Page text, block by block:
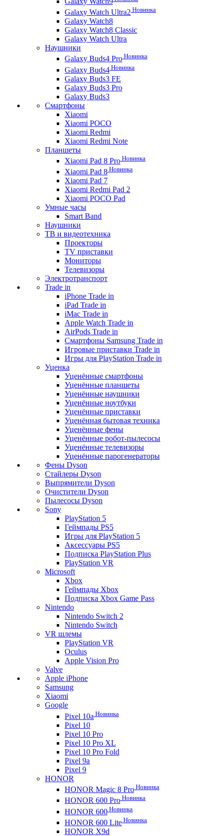
Galaxy Watch Ultra2 Новинка
Galaxy Watch8
Galaxy Watch8 Classic
Galaxy Watch Ultra
Наушники
Galaxy Buds4 Pro Новинка
Galaxy Buds4 Новинка
Galaxy Buds3 FE
Galaxy Buds3 Pro
Galaxy Buds3
Смартфоны
Xiaomi
Xiaomi POCO
Xiaomi Redmi
Xiaomi Redmi Note
Планшеты
Xiaomi Pad 8 Pro Новинка
Xiaomi Pad 8 Новинка
Xiaomi Pad 7
Xiaomi Redmi Pad 2
Xiaomi POCO Pad
Умные часы
Smart Band
Наушники
ТВ и видеотехника
Проекторы
TV приставки
Мониторы
Телевизоры
Электротранспорт
Trade in
iPhone Trade in
iPad Trade in
iMac Trade in
Apple Watch Trade in
AirPods Trade in
Смартфоны Samsung Trade in
Игровые приставки Trade in
Игры для PlayStation Trade in
Уценка
Уценённые смартфоны
Уценённые планшеты
Уценённые наушники
Уценённые ноутбуки
Уценённые приставки
Уценённая бытовая техника
Уценённые фены
Уценённые робот-пылесосы
Уценённые телевизоры
Уценённые парогенераторы
Фены Dyson
Стайлеры Dyson
Выпрямители Dyson
Очистители Dyson
Пылесосы Dyson
Sony
PlayStation 5
Геймпады PS5
Игры для PlayStation 5
Аксессуары PS5
Подписка PlayStation Plus
PlayStation VR
Microsoft
Xbox
Геймпады Xbox
Подписка Xbox Game Pass
Nintendo
Nintendo Switch 2
Nintendo Switch
VR шлемы
PlayStation VR
Oculus
Apple Vision Pro
Valve
Apple iPhone
Samsung
Xiaomi
Google
Pixel 10a Новинка
Pixel 10
Pixel 10 Pro
Pixel 10 Pro XL
Pixel 10 Pro Fold
Pixel 9a
Pixel 9
HONOR
HONOR Magic 8 Pro Новинка
HONOR 600 Pro Новинка
HONOR 600 Новинка
HONOR 600 Lite Новинка
HONOR X9d